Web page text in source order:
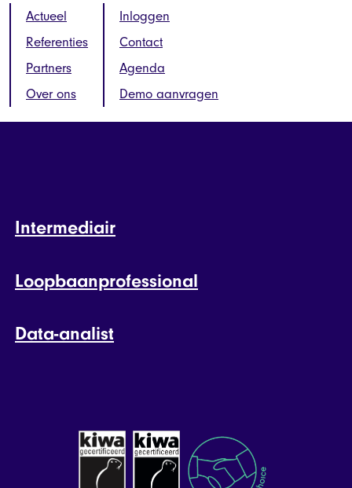
Actueel
Referenties
Partners
Over ons
Inloggen
Contact
Agenda
Demo aanvragen
Intermediair
Loopbaanprofessional
Data-analist